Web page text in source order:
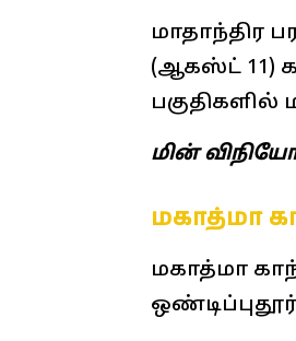
மாதாந்திர
(ஆகஸ்ட் 11)
பகுதிகளில்
மின்
மகாத்மா
மகாத்மா